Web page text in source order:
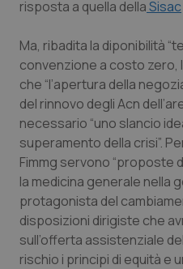
Lombardia
Marche
Molise
Piemonte
Provincia
Disturbi dell’umore
Dolore
Donna & Salute
Epatiti
HIV
Infezioni & Febbre
risposta a quella dellaSisac
Ma, ribadita la diponibilità
convenzione a costo zero,
che “l’apertura della
del rinnovo degli Acn
necessario “uno slancio
superamento della crisi”.
Fimmg servono “proposte
la medicina generale nella
protagonista del
disposizioni dirigiste che
sull’offerta assistenziale
rischio i principi di equità e